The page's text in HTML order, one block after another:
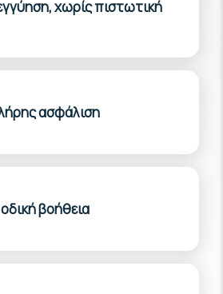
χωρίς πιστωτική
ασφάλιση
βοήθεια